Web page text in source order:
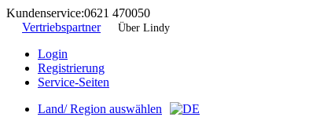
Kundenservice:0621 470050
Vertriebspartner
Über Lindy
Login
Registrierung
Service-Seiten
Land/ Region auswählen